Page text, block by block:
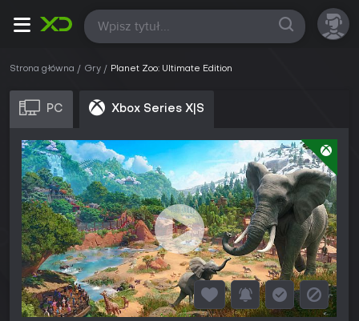
Wszystkie
Strona główna Gry Planet Zoo: Ultimate Edition
PC Xbox Series X|S